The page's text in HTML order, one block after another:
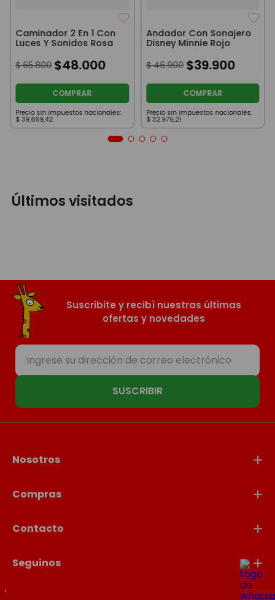
Caminador 2 En 1 Con
Luces Y Sonidos Rosa
$ 65.800 $48.000
COMPRAR
Precio sin impuestos nacionales:
$ 39.669,42
Andador Con Sonajero
Disney Minnie Rojo
$ 46.900 $39.900
COMPRAR
Precio sin impuestos nacionales:
$ 32.975,21
Últimos visitados
Suscribite y recibí nuestras últimas
ofertas y novedades
SUSCRIBIR
Nosotros
Compras
Contacto
Seguinos